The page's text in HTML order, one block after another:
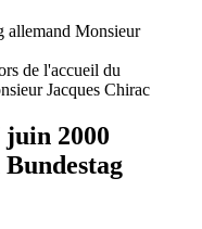
allemand Monsieur
de l'accueil du
Jacques Chirac
2000
Bundestag